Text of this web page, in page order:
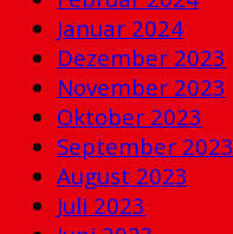
Januar 2024
Dezember 2023
November 2023
Oktober 2023
September 2023
August 2023
Juli 2023